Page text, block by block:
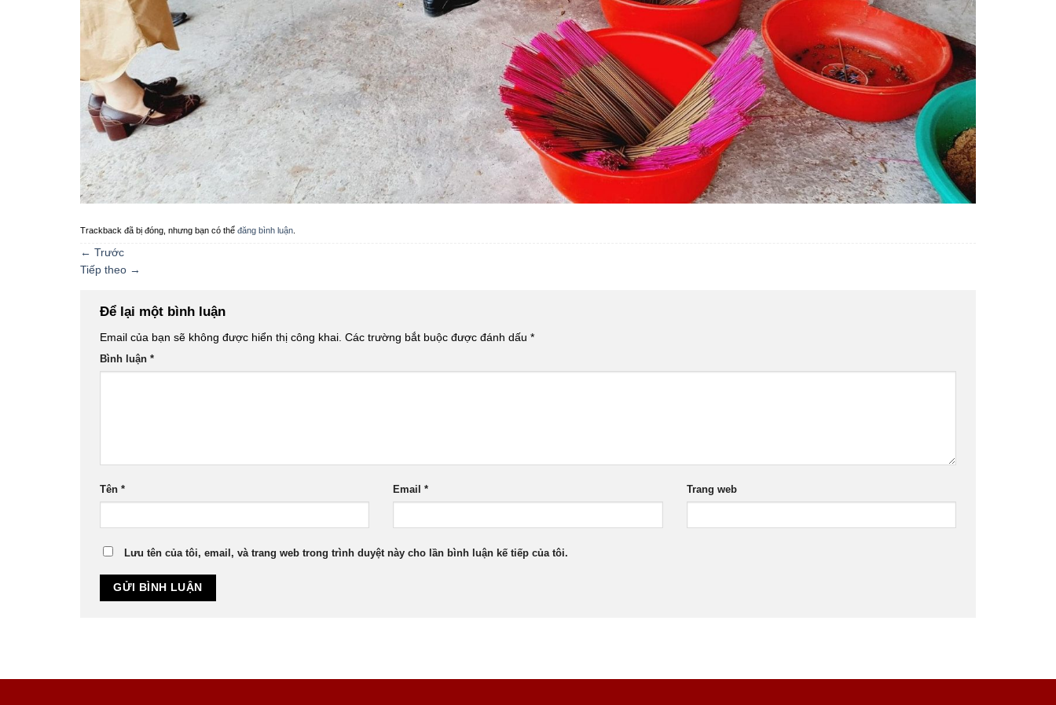
Trackback đã bị đóng, nhưng bạn có thể đăng bình luận.
← Trước
Tiếp theo →
Để lại một bình luận
Email của bạn sẽ không được hiển thị công khai. Các trường bắt buộc được đánh dấu *
Bình luận *
Tên * Email* Trang web
Lưu tên của tôi, email, và trang web trong trình duyệt này cho lần bình luận kế tiếp của tôi.